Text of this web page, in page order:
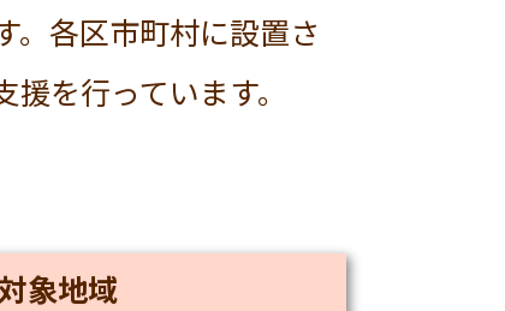
。各区市町村に設置さ
を行っています。
象地域